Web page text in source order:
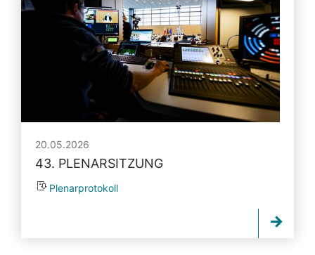
20.05.2026
43. PLENARSITZUNG
Plenarprotokoll